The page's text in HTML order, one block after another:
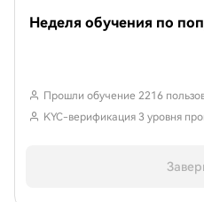
Неделя обучения по
Прошли обучение 2216
KYC-верификация 3 уровня